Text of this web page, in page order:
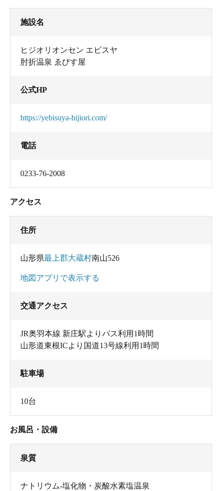
施設名
ヒジオリオンセン エビスヤ
肘折温泉 ゑびす屋
公式HP
https://yebisuya-hijiori.com/
電話
0233-76-2008
アクセス
住所
山形県最上郡大蔵村南山526
地図アプリで表示する
交通アクセス
JR奥羽本線 新庄駅よりバス利用1時間
山形道東根ICより国道13号線利用1時間
駐車場
10台
お風呂・設備
泉質
ナトリウム-塩化物・炭酸水素塩温泉